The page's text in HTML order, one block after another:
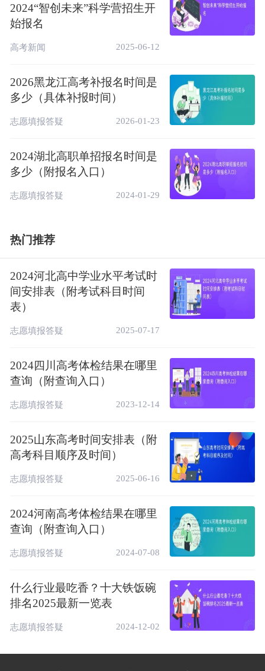
名，登录后选择“高校专项计划招生”进行报
名。
相关推荐：
高校专项计划是什么意思？报考条件是什么
2024“智创未来”科学营招生开
始报名
高考新闻 2025-06-12
2026黑龙江高考补报名时间是
多少（具体补报时间）
志愿填报答疑 2026-01-23
2024湖北高职单招报名时间是
多少（附报名入口）
志愿填报答疑 2024-01-29
热门推荐
2024河北高中学业水平考试时
间安排表（附考试科目时间
表）
志愿填报答疑 2025-07-17
2024四川高考体检结果在哪里
查询（附查询入口）
志愿填报答疑 2023-12-14
2025山东高考时间安排表（附
高考科目顺序及时间）
志愿填报答疑 2025-06-16
2024河南高考体检结果在哪里
查询（附查询入口）
志愿填报答疑 2024-07-08
什么行业最吃香？十大铁饭碗
排名2025最新一览表
志愿填报答疑 2024-12-02